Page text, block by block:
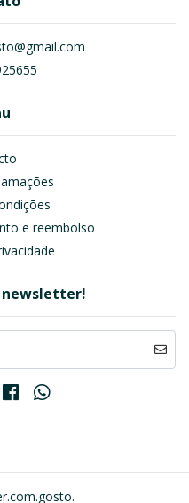
e reembolso
newsletter!